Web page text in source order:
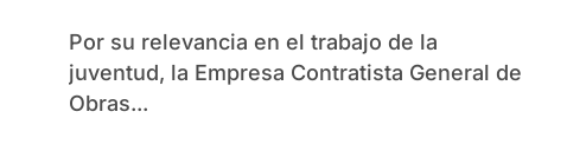
Por su relevancia en el trabajo de la
juventud, la Empresa Contratista General de
Obras...